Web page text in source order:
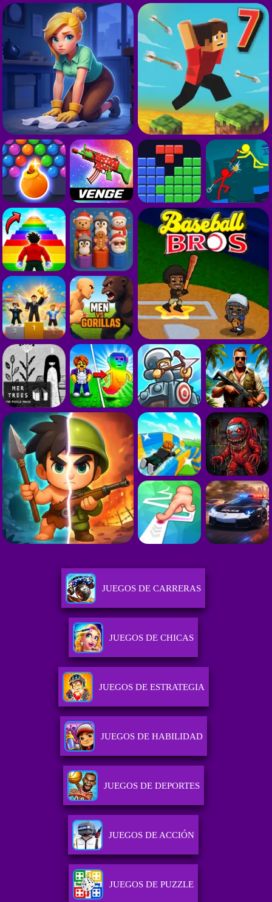
JUEGOS DE CARRERAS
JUEGOS DE CHICAS
JUEGOS DE ESTRATEGIA
JUEGOS DE HABILIDAD
JUEGOS DE DEPORTES
JUEGOS DE ACCIÓN
JUEGOS DE PUZZLE